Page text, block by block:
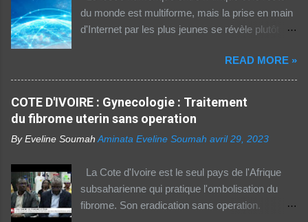
du monde est multiforme, mais la prise en main
d'Internet par les plus jeunes se révèle plutôt
http://boutic.evemoney.1tpe.fr Un tiers (33%) de
la population dans la région Afrique (hors Etats
arabes du continent) utilise Internet, selon le
rapport 2021 de l'Union internationale des
télécommunications (UIT) sur la connectivité
numérique dans le monde. Si entre 2019 et
dans cette partie du monde, cette dernière est
celle où l'accès au web reste difficile –
notamment pour les femmes et les personnes
READ MORE »
COTE D'IVOIRE : Gynecologie : Traitement
du fibrome uterin sans operation
By Eveline Soumah Aminata Eveline Soumah avril 29, 2023
La Cote d'Ivoire est le seul pays de l'Afrique
subsaharienne qui pratique l'ombolisation du
fibrome. Son eradication sans operation.